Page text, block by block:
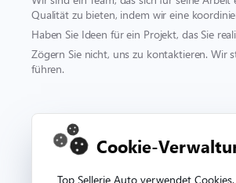
Qualität zu bieten, indem wir eine
Haben Sie Ideen für ein Projekt, das Sie
Zögern Sie nicht, uns zu kontaktieren. Wir
führen.
Kontakt und Stütze
Cookie-
Top Sellerie Auto verwendet